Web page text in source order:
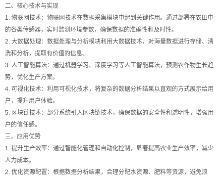
二、核心技术与实现
1. 物联网技术：物联网技术在数据采集模块中起到关键作用。通过部署在农田中
的各类传感器，实时监测环境参数，确保数据的准确性和及时性。
2. 大数据处理：数据处理与分析模块利用大数据技术，对海量数据进行存储、清
洗和分析，提取有价值的信息。
3. 人工智能算法：通过机器学习、深度学习等人工智能算法，预测农作物生长趋
势，优化生产方案。
4. 可视化技术：利用可视化技术，将复杂的数据分析结果以直观的方式展示给用
户，提升用户体验。
5. 区块链技术：部分系统引入区块链技术，确保数据的安全性和透明性，增强用
户的信任感。
三、应用优势
1. 提升生产效率：通过智能化管理和自动化控制，显著提高农业生产效率，减少
人力成本。
2. 优化资源配置：根据数据分析结果，合理分配水资源、肥料等资源，避免浪